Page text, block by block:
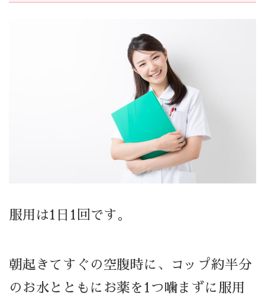
服用は1日1回です。
朝起きてすぐの空腹時に、コップ約半分
のお水とともにお薬を1つ噛まずに服用